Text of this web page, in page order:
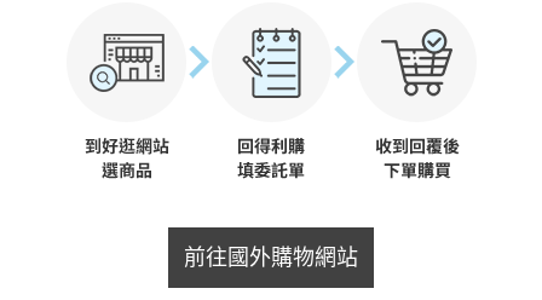
前往國外購物網站